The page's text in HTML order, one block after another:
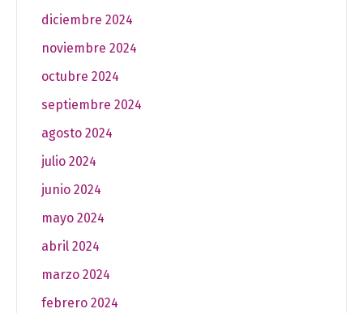
diciembre 2024
noviembre 2024
octubre 2024
septiembre 2024
agosto 2024
julio 2024
junio 2024
mayo 2024
abril 2024
marzo 2024
febrero 2024